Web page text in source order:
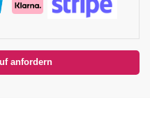
anfordern